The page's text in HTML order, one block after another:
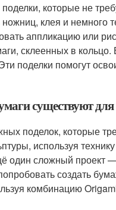
которые не
клея и
аппликацию или
склеенных в
поделки помогут
существуют
поделок, которые
используя
один сложный проект
создать
комбинацию